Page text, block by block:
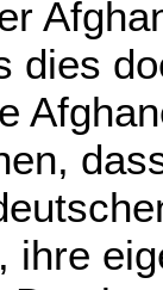
dies
ihre